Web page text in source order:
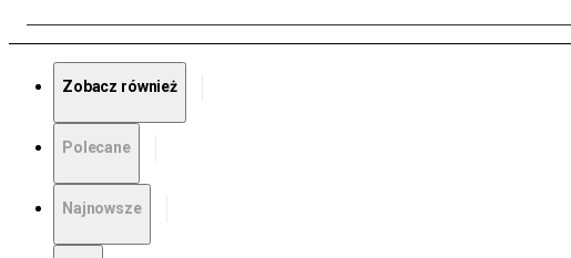
Zobacz również
Polecane
Najnowsze